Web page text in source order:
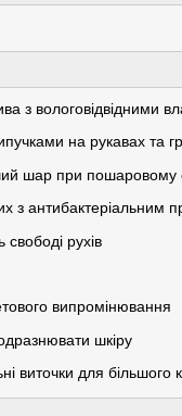
з вологовідвідними
на рукавах та
шар при пошаровому
з антибактеріальним
рухів
випромінювання
шкіру
виточки для більшого